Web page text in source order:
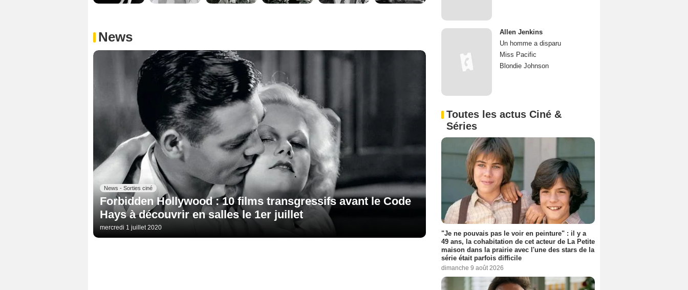
News
News - Sorties ciné
Forbidden Hollywood : 10 films transgressifs avant le Code
Hays à découvrir en salles le 1er juillet
mercredi 1 juillet 2020
Allen Jenkins
Un homme a disparu
Miss Pacific
Blondie Johnson
Toutes les actus Ciné &
Séries
"Je ne pouvais pas le voir en peinture" : il y a
49 ans, la cohabitation de cet acteur de La Petite
maison dans la prairie avec l'une des stars de la
série était parfois difficile
dimanche 9 août 2026